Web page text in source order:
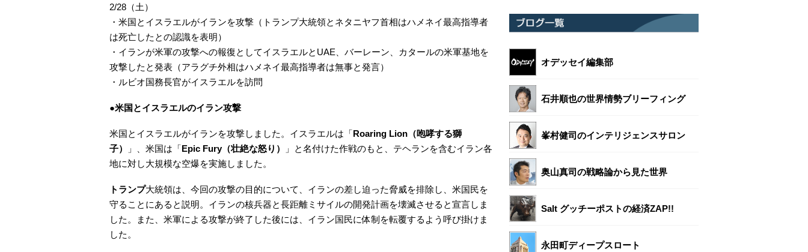
2/28（土）
・米国とイスラエルがイランを攻撃（トランプ大統領とネタニヤフ首相はハメネイ最高指導者
は死亡したとの認識を表明）
・イランが米軍の攻撃への報復としてイスラエルとUAE、バーレーン、カタールの米軍基地を
攻撃したと発表（アラグチ外相はハメネイ最高指導者は無事と発言）
・ルビオ国務長官がイスラエルを訪問
●米国とイスラエルのイラン攻撃
米国とイスラエルがイランを攻撃しました。イスラエルは「Roaring Lion（咆哮する獅
子）
」、米国は「Epic Fury（壮絶な怒り）
」と名付けた作戦のもと、テヘランを含むイラン各
地に対し大規模な空爆を実施しました。
トランプ大統領は、今回の攻撃の目的について、イランの差し迫った脅威を排除し、米国民を
守ることにあると説明。イランの核兵器と長距離ミサイルの開発計画を壊滅させると宣言しま
した。また、米軍による攻撃が終了した後には、イラン国民に体制を転覆するよう呼び掛けま
した。
オデッセイ編集部
石井順也の世界情勢ブリーフィング
峯村健司のインテリジェンスサロン
奥山真司の戦略論から見た世界
Salt グッチーポストの経済ZAP!!
永田町ディープスロート